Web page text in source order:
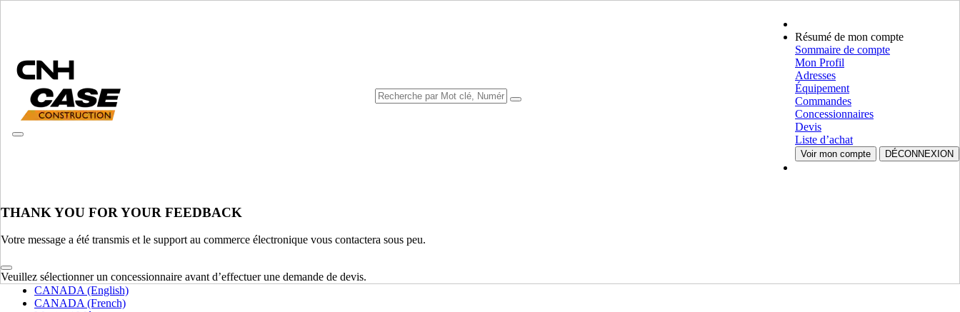
Résumé de mon compte
Sommaire de compte
Mon Profil
Adresses
Équipement
Commandes
Concessionnaires
Devis
Liste d’achat
Voir mon compte DÉCONNEXION
THANK YOU FOR YOUR FEEDBACK
Votre message a été transmis et le support au commerce électronique vous contactera sous peu.
Veuillez sélectionner un concessionnaire avant d’effectuer une demande de devis.
Amérique du Nord
USA
CANADA (English)
CANADA (French)